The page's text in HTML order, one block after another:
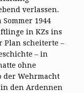
verlassen.
1944
in KZs ins
Plan scheiterte –
– in
ohne
der Wehrmacht
in den Ardennen